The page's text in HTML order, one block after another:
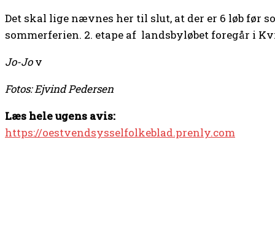
Det skal lige nævnes her til slut, at der er 6 løb før
sommerferien. 2. etape af landsbyløbet foregår i
Jo-Joν
Fotos: Ejvind Pedersen
Læs hele ugens avis:
https://oestvendsysselfolkeblad.prenly.com